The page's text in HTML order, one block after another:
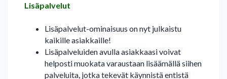
Lisäpalvelut
Lisäpalvelut-ominaisuus on nyt julkaistu
kaikille asiakkaille!
Lisäpalveluiden avulla asiakkaasi voivat
helposti muokata varaustaan lisäämällä siihen
palveluita, jotka tekevät käynnistä entistä